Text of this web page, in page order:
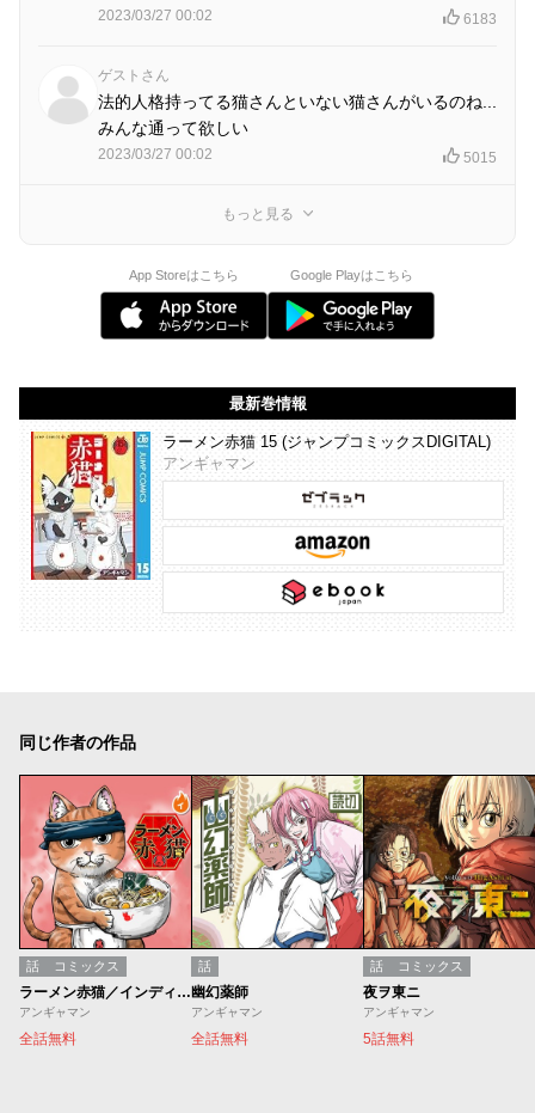
2023/03/27 00:02 6183
ゲストさん
法的人格持ってる猫さんといない猫さんがいるのね...
みんな通って欲しい
2023/03/27 00:02 5015
もっと見る
App Storeはこちら Google Playはこちら
最新巻情報
ラーメン赤猫 15 (ジャンプコミックスDIGITAL)
アンギャマン
同じ作者の作品
話 コミックス
ラーメン赤猫／インディーズ版
アンギャマン
全話無料
話
幽幻薬師
アンギャマン
全話無料
話 コミックス
夜ヲ東ニ
アンギャマン
5話無料